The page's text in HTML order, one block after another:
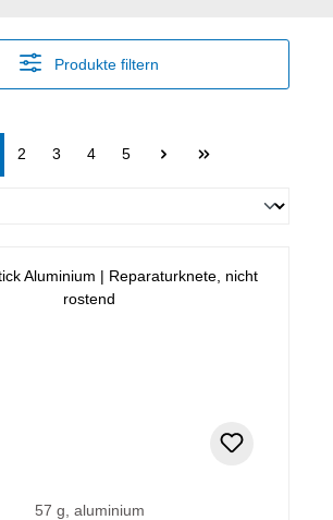
Produkte filtern
Seite
2 Seite
3 Seite
4 Seite
5
57 g, aluminium